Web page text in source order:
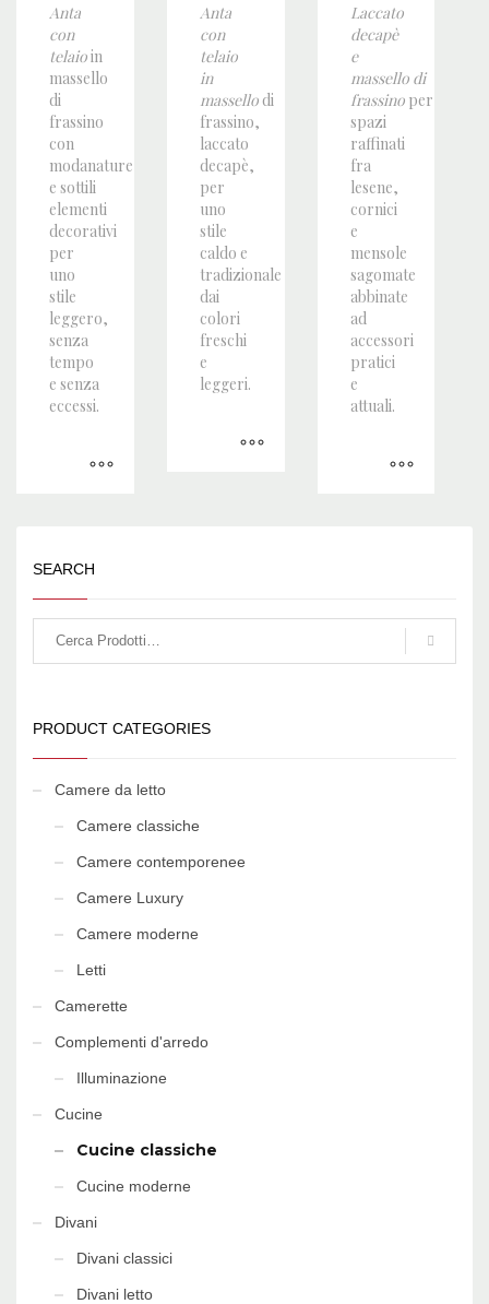
Anta
con
telaioin
massello
di
frassino
con
modanature
e sottili
elementi
decorativi
per
uno
stile
leggero,
senza
tempo
e senza
eccessi.
Anta
con
telaio
in
massellodi
frassino,
laccato
decapè,
per
uno
stile
caldo e
tradizionale
dai
colori
freschi
e
leggeri.
Laccato
decapè
e
massello di
frassinoper
spazi
raffinati
fra
lesene,
cornici
e
mensole
sagomate
abbinate
ad
accessori
pratici
e
attuali.
SEARCH
PRODUCT CATEGORIES
Camere da letto
Camere classiche
Camere contemporenee
Camere Luxury
Camere moderne
Letti
Camerette
Complementi d'arredo
Illuminazione
Cucine
Cucine classiche
Cucine moderne
Divani
Divani classici
Divani letto